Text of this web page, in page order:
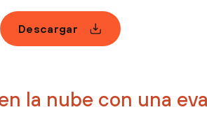
Descargar
la nube con una